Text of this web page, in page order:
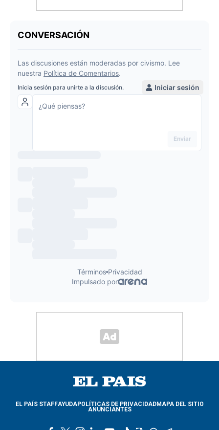
EL PAÍS STAFFAYUDAPOLÍTICAS DE PRIVACIDADMAPA DEL SITIO
ANUNCIANTES